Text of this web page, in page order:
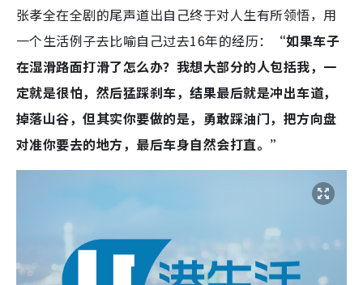
张孝全在全剧的尾声道出自己终于对人生有所领悟，用
一个生活例子去比喻自己过去16年的经历：
“如果车子
在湿滑路面打滑了怎么办？我想大部分的人包括我，一
定就是很怕，然后猛踩刹车，结果最后就是冲出车道，
掉落山谷，但其实你要做的是，勇敢踩油门，把方向盘
对准你要去的地方，最后车身自然会打直。”